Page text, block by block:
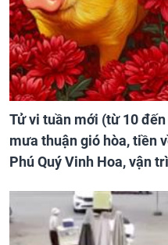
Tử vi tuần mới (từ 10
mưa thuận gió hòa, tiền
Phú Quý Vinh Hoa, vận